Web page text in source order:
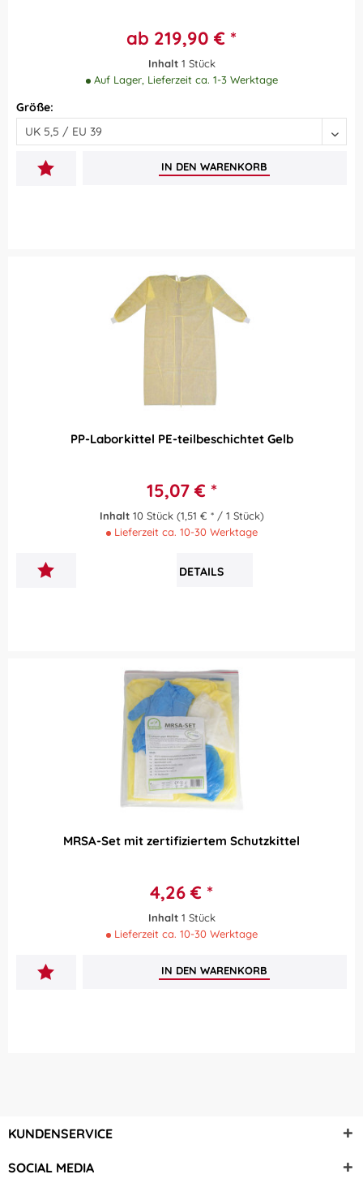
ab 219,90 € *
Inhalt 1 Stück
Auf Lager, Lieferzeit ca. 1-3 Werktage
Größe:
IN DEN WARENKORB
PP-Laborkittel PE-teilbeschichtet Gelb
15,07 € *
Inhalt 10 Stück (1,51 € * / 1 Stück)
Lieferzeit ca. 10-30 Werktage
DETAILS
MRSA-Set mit zertifiziertem Schutzkittel
4,26 € *
Inhalt 1 Stück
Lieferzeit ca. 10-30 Werktage
IN DEN WARENKORB
KUNDENSERVICE
SOCIAL MEDIA